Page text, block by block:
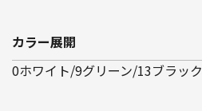
カラー展開
0ホワイト/9グリーン/13ブラック